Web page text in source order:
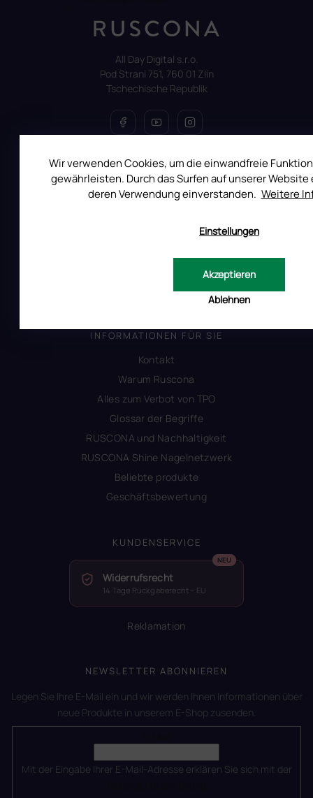
Wir verwenden Cookies, um die einwandfreie
gewährleisten. Durch das Surfen auf unserer Website
deren Verwendung einverstanden. Weitere
Einstellungen
Ablehnen
Akzeptieren
All Day Digital s.r.o.
Pod Strani 751, 760 01 Zlín
Tschechische Republik
ALLES ÜBER DEN EINKAUF
Reklamation
Datenschutzerklärung
Produktsicherheit
INFORMATIONEN FÜR SIE
Kontakt
Warum Ruscona
Alles zum Verbot von TPO
Glossar der Begriffe
RUSCONA und Nachhaltigkeit
RUSCONA Shine Nagelnetzwerk
Beliebte produkte
Geschäftsbewertung
KUNDENSERVICE
Widerrufsrecht
14 Tage Rückgaberecht – EU
Reklamation
NEWSLETTER ABONNIEREN
Legen Sie Ihre E-Mail ein und wir werden Ihnen Informationen über
neue Produkte in unserem E-Shop zusenden.
Mit der Eingabe Ihrer E-Mail-Adresse erklären Sie sich mit der